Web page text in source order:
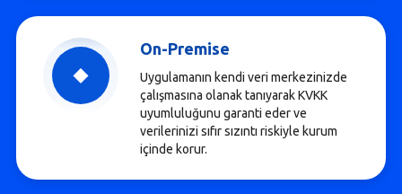
On-Premise
Uygulamanın kendi veri merkezinizde
çalışmasına olanak tanıyarak KVKK
uyumluluğunu garanti eder ve
verilerinizi sıfır sızıntı riskiyle kurum
içinde korur.